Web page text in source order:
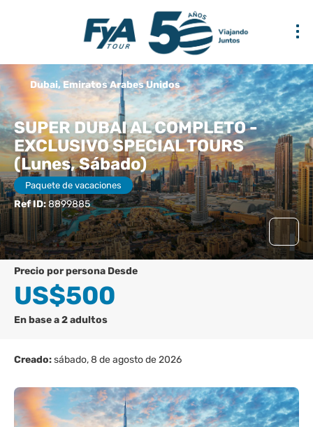
SUPER DUBAI AL COMPLETO -
EXCLUSIVO SPECIAL TOURS
(Lunes, Sábado)
Paquete de vacaciones
Ref ID:8899885
Dubai, Emiratos Arabes Unidos
precio por persona Desde
US$500
En base a 2 adultos
Creado:sábado, 8 de agosto de 2026